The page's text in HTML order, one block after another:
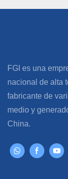
FGI es una
nacional de alta
fabricante de
medio y
China.